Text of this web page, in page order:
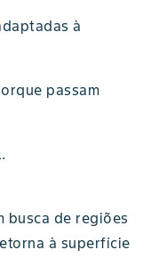
à
passam
busca de regiões
à superfície